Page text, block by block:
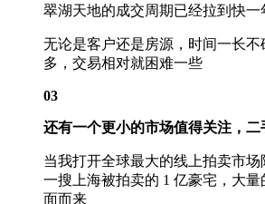
翠湖天地的成交周期已经拉到快一
无论是客户还是房源，时间一长不
多，交易相对就困难一些
03
还有一个更小的市场值得关注，二
当我打开全球最大的线上拍卖市场
一搜上海被拍卖的 1 亿豪宅，大
面而来